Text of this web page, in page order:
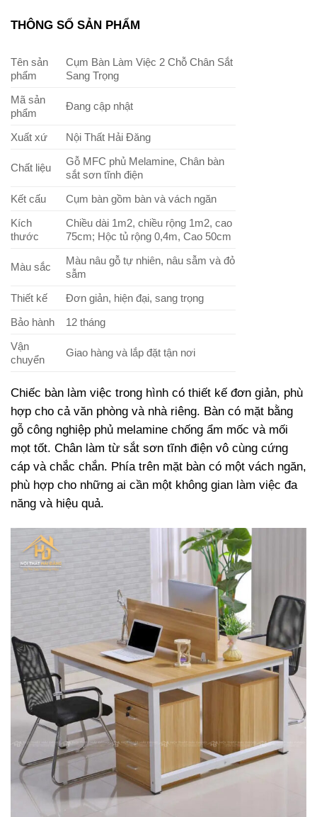
THÔNG SỐ SẢN PHẨM
Tên sản
phẩm
Cụm Bàn Làm Việc 2 Chỗ Chân Sắt
Sang Trọng
Mã sản
phẩm
Đang cập nhật
Xuất xứ Nội Thất Hải Đăng
Chất liệu
Gỗ MFC phủ Melamine, Chân bàn
sắt sơn tĩnh điện
Kết cấu
Cụm bàn gồm bàn và vách ngăn
Kích
thước
Chiều dài 1m2, chiều rộng 1m2, cao
75cm; Hộc tủ rộng 0,4m, Cao 50cm
Màu sắc
Màu nâu gỗ tự nhiên, nâu sẫm và đỏ
sẫm
Thiết kế
Đơn giản, hiện đại, sang trọng
Bảo hành
12 tháng
Vận
chuyển
Giao hàng và lắp đặt tận nơi
Chiếc bàn làm việc trong hình có thiết kế đơn giản, phù
hợp cho cả văn phòng và nhà riêng. Bàn có mặt bằng
gỗ công nghiệp phủ melamine chống ẩm mốc và mối
mọt tốt. Chân làm từ sắt sơn tĩnh điện vô cùng cứng
cáp và chắc chắn. Phía trên mặt bàn có một vách ngăn,
phù hợp cho những ai cần một không gian làm việc đa
năng và hiệu quả.